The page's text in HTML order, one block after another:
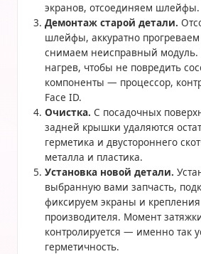
экранов, отсоединяем шлейфы.
Демонтаж старой детали.
шлейфы, аккуратно
снимаем неисправный модуль.
нагрев, чтобы не повредить
компоненты — процессор,
Face ID.
Очистка. С посадочных
задней крышки удаляются
герметика и двустороннего
металла и пластика.
Установка новой детали.
выбранную вами запчасть,
фиксируем экраны и
производителя. Момент
контролируется — именно так
герметичность.